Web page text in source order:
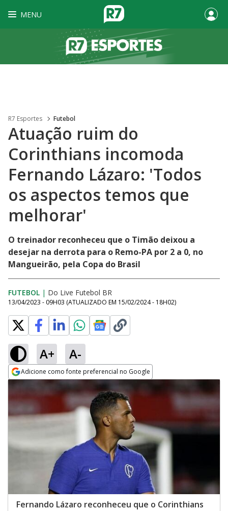
MENU
R7 Esportes Futebol
Atuação ruim do
Corinthians incomoda
Fernando Lázaro: 'Todos
os aspectos temos que
melhorar'
O treinador reconheceu que o Timão deixou a
desejar na derrota para o Remo-PA por 2 a 0, no
Mangueirão, pela Copa do Brasil
FUTEBOL | Do Live Futebol BR
13/04/2023 - 09H03 (ATUALIZADO EM 15/02/2024 - 18H02)
A+ A-
Adicione como fonte preferencial no Google
Opens in new window
Fernando Lázaro reconheceu que o Corinthians